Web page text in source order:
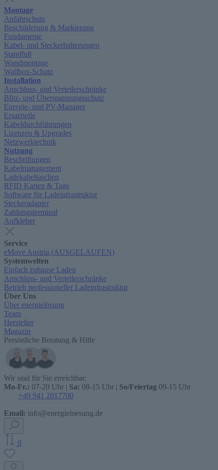
Montage
Anfahrschutz
Beschilderung & Markierung
Fundamente
Kabel- und Steckerhalterungen
Standfuß
Wandmontage
Wallbox-Schutz
Installation
Anschluss- und Verteilerschränke
Blitz- und Überspannungsschutz
Energie- und PV-Manager
Ersatzteile
Kabeldurchführungen
Lizenzen & Upgrades
Netzwerktechnik
Nutzung
Beschriftungen
Kabelmanagement
Ladekabeltaschen
RFID Karten & Tags
Software für Ladeinfrastruktur
Steckeradapter
Zahlungsterminal
Aufkleber
Service
eMove Austria (AUSGELAUFEN)
Systemwelten
Einfach zuhause Laden
Anschluss- und Verteilerschränke
Betrieb professioneller Ladeinfrastruktur
Über Uns
Über energielösung
Team
Hersteller
Magazin
Persönliche Beratung & Hilfe
Wir sind für Sie erreichbar:
Mo-Fr.: 07-20 Uhr | Sa: 08-15 Uhr | So/Feiertag 09-15 Uhr
+49 941 2017700
Email: info@energieloesung.de
0